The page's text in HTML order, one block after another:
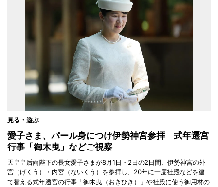
見る・遊ぶ
愛子さま、パール身につけ伊勢神宮参拝 式年遷宮
行事「御木曳」などご視察
天皇皇后両陛下の長女愛子さまが8月1日・2日の2日間、伊勢神宮の外
宮（げくう）・内宮（ないくう）を参拝し、20年に一度社殿などを建
て替える式年遷宮の行事「御木曳（おきひき）」や社殿に使う御用材の